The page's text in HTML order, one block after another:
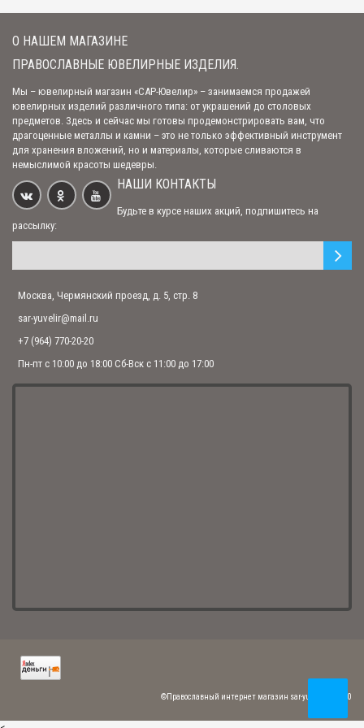
Нательный крест "Распятие Христово" с молитвой
1 174.00 р.
Серебряный нательный крест "Распятие Христово" с молитвой
О НАШЕМ МАГАЗИНЕ
ПРАВОСЛАВНЫЕ ЮВЕЛИРНЫЕ ИЗДЕЛИЯ.
Мы – ювелирный магазин «САР-Ювелир» – занимаемся продажей
ювелирных изделий различного типа: от украшений до столовых
предметов. Здесь и сейчас мы готовы продемонстрировать вам, что
драгоценные металлы и камни – это не только эффективный инструмент
для хранения вложений, но и материалы, которые сливаются в
немыслимой красоты шедевры.
НАШИ КОНТАКТЫ
Будьте в курсе наших акций, подпишитесь на
рассылку:
Москва, Чермянский проезд, д. 5, стр. 8
sar-yuvelir@mail.ru
+7 (964) 770-20-20
Пн-пт с 10:00 до 18:00 Сб-Вск с 11:00 до 17:00
©Православный интернет магазин sar-yuvelir.ru 2020